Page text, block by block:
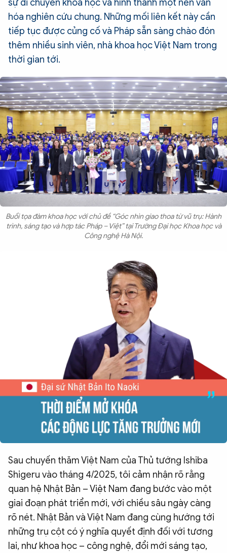
sự di chuyển khoa học và hình thành một nền văn
hóa nghiên cứu chung. Những mối liên kết này cần
tiếp tục được củng cố và Pháp sẵn sàng chào đón
thêm nhiều sinh viên, nhà khoa học Việt Nam trong
thời gian tới.
Buổi tọa đàm khoa học với chủ đề “Góc nhìn giao thoa từ vũ trụ: Hành
trình, sáng tạo và hợp tác Pháp – Việt” tại Trường Đại học Khoa học và
Công nghệ Hà Nội.
Sau chuyến thăm Việt Nam của Thủ tướng Ishiba
Shigeru vào tháng 4/2025, tôi cảm nhận rõ rằng
quan hệ Nhật Bản – Việt Nam đang bước vào một
giai đoạn phát triển mới, với chiều sâu ngày càng
rõ nét. Nhật Bản và Việt Nam đang cùng hướng tới
những trụ cột có ý nghĩa quyết định đối với tương
lai, như khoa học – công nghệ, đổi mới sáng tạo,